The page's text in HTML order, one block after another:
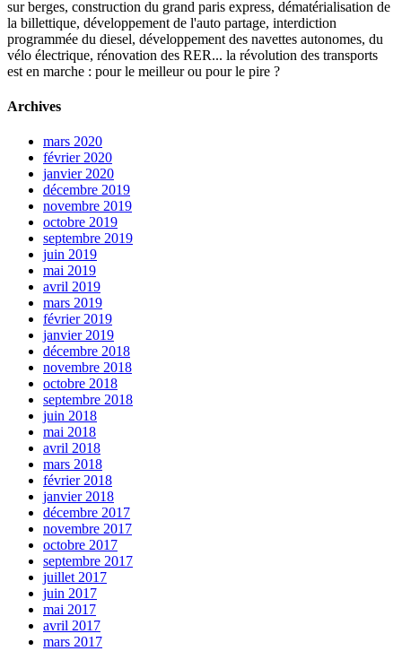
sur berges, construction du grand paris express, dématérialisation de
la billettique, développement de l'auto partage, interdiction
programmée du diesel, développement des navettes autonomes, du
vélo électrique, rénovation des RER... la révolution des transports
est en marche : pour le meilleur ou pour le pire ?
Archives
mars 2020
février 2020
janvier 2020
décembre 2019
novembre 2019
octobre 2019
septembre 2019
juin 2019
mai 2019
avril 2019
mars 2019
février 2019
janvier 2019
décembre 2018
novembre 2018
octobre 2018
septembre 2018
juin 2018
mai 2018
avril 2018
mars 2018
février 2018
janvier 2018
décembre 2017
novembre 2017
octobre 2017
septembre 2017
juillet 2017
juin 2017
mai 2017
avril 2017
mars 2017